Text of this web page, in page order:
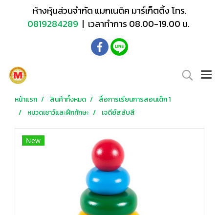
ห้างหุ้นส่วนจำกัด แมกเนติค มาร์เก็ตติ้ง โทร.
0819284289 | เวลาทำการ 08.00-19.00 น.
หน้าแรก สินค้าทั้งหมด
สื่อการเรียนการสอนเด็ก 1
หมวดเชาว์และฝึกทักษะ
เจดีย์สลับสี
New